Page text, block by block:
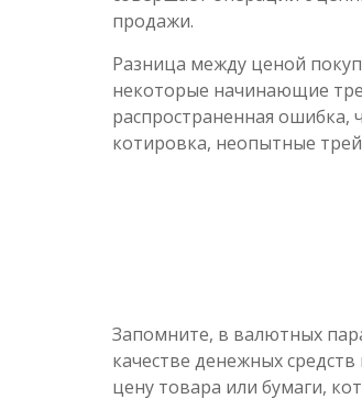
продажи.
Разница между ценой
некоторые начинающие
распространенная ошибка,
котировка, неопытные
Запомните, в валютных
качестве денежных
цену товара или бумаги,